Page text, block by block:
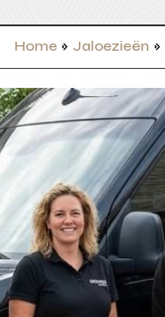
Home» Jaloezieën »